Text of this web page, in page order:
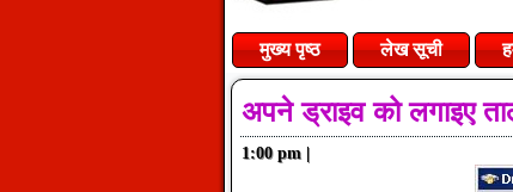
मुख्य पृष्ठ लेख सूची
अपने ड्राइव को लगाइए
1:00 pm |